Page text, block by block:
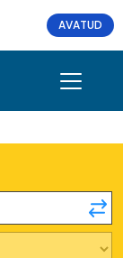
AVATUD